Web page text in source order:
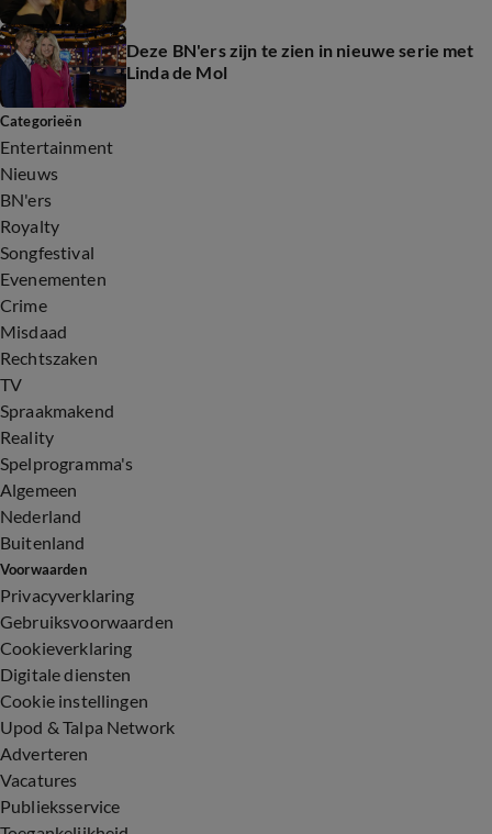
Deze BN'ers zijn te zien in nieuwe serie met
Linda de Mol
Categorieën
Entertainment
Nieuws
BN'ers
Royalty
Songfestival
Evenementen
Crime
Misdaad
Rechtszaken
TV
Spraakmakend
Reality
Spelprogramma's
Algemeen
Nederland
Buitenland
Voorwaarden
Privacyverklaring
Gebruiksvoorwaarden
Cookieverklaring
Digitale diensten
Cookie instellingen
Upod & Talpa Network
Adverteren
Vacatures
Publieksservice